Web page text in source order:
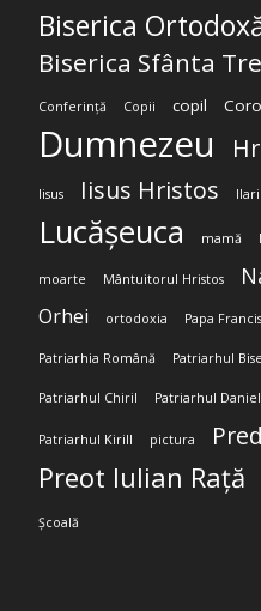
Biserica
Biserica Sfânta
Conferință Copii copil
Dumnezeu
Iisus Iisus Hristos
Lucășeuca mamă
moarte Mântuitorul Hristos
Orhei ortodoxia Papa
Patriarhia Română Patriarhul
Patriarhul Chiril Patriarhul Daniel
Patriarhul Kirill pictura
Preot Iulian Rață
Școală